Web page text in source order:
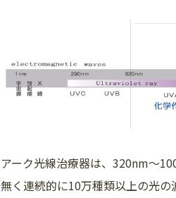
アーク光線治療器は、320nm～
無く連続的に10万種類以上の光